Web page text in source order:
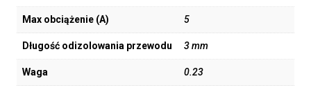
Max obciążenie (A) 5
Długość odizolowania przewodu 3 mm
Waga 0.23